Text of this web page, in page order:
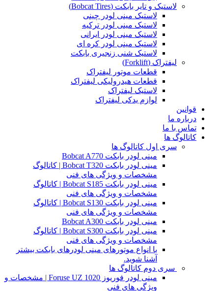
لاستیک و تایر بابکت (Bobcat Tires)
لاستیک مینی لودر چینی
لاستیک مینی لودر ترکیه
لاستیک مینی لودر ایرانی
لاستیک مینی لودر کره ای
لاستیک شنی زنجیری بابکت
لیفتراک (Forklift)
قطعات موتور لیفتراک
قطعات هیدرولیکی لیفتراک
لاستیک لیفتراک
لوازم یدکی لیفتراک
قوانین
درباره ما
تماس با ما
کاتالوگ ها
سری اول کاتالوگ ها
مینی لودر بابکت Bobcat A770
مینی لودر بابکت Bobcat T320 | کاتالوگ
مشخصات و ویژگی های فنی
مینی لودر بابکت Bobcat S185 | کاتالوگ
مشخصات و ویژگی های فنی
مینی لودر بابکت Bobcat S130 | کاتالوگ
مشخصات و ویژگی های فنی
مینی لودر بابکت Bobcat A300
مینی لودر بابکت Bobcat S300 | کاتالوگ
مشخصات و ویژگی های فنی
با انواع موتورهای مینی لودرهای بابکت بیشتر
آشنا شوید.
سری دوم کاتالوگ ها
مینی لودر فوریوز Foruse UZ 1020 | مشخصات و
ویژگی های فنی